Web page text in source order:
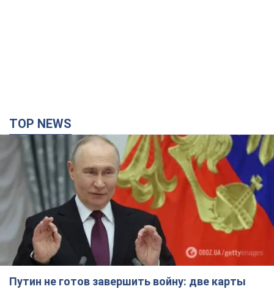
TOP NEWS
Путин не готов завершить войну: две карты